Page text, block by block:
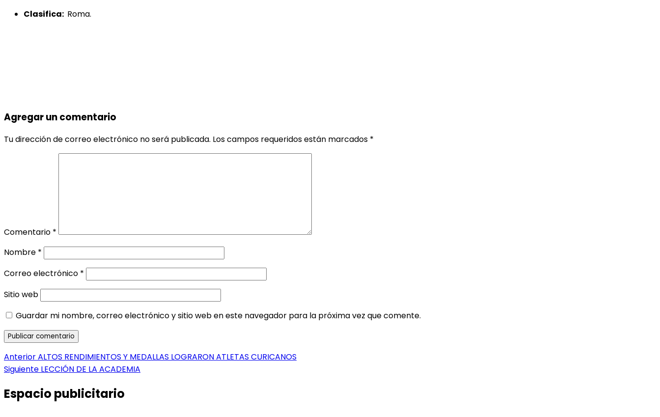
Clasifica: Roma.
Agregar un comentario
Tu dirección de correo electrónico no será publicada. Los campos requeridos están marcados *
Comentario *
Nombre *
Correo electrónico *
Sitio web
Guardar mi nombre, correo electrónico y sitio web en este navegador para la próxima vez que comente.
Navegación
de
entradas
AnteriorEntrada
anterior:
ALTOS RENDIMIENTOS Y MEDALLAS LOGRARON ATLETAS CURICANOS
Siguiente Entrada
LECCIÓN DE LA ACADEMIA
Espacio publicitario